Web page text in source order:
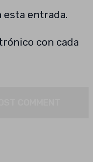
entrada.
con cada